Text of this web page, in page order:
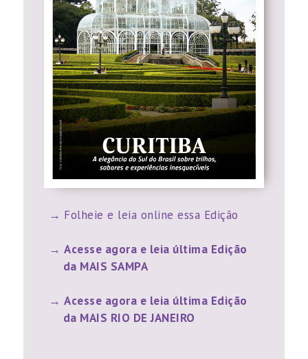
Folheie e leia online essa Edição
Acesse agora e leia última Edição
da MAIS SAMPA
Acesse agora e leia última Edição
da MAIS RIO DE JANEIRO